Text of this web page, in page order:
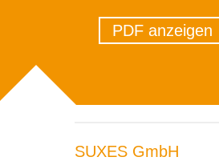
PDF anzeigen
SUXES GmbH